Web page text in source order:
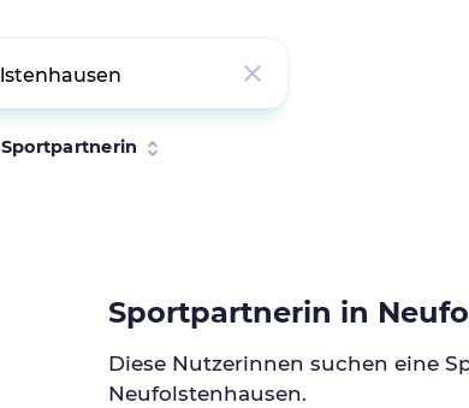
Sportpartnerin
Sportpartnerin in
Diese Nutzerinnen suchen eine
Neufolstenhausen.